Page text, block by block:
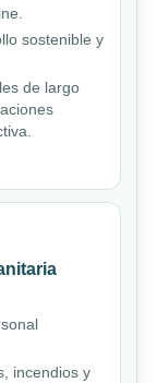
sostenible y
de largo
incendios y